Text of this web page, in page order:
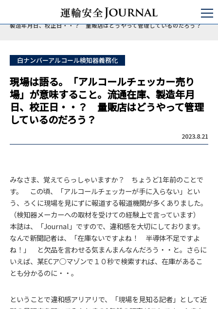
点呼
点呼とアルコール検知器
現場は語る。「アルコールチェッカー売り場」が意味すること。流通在庫、
製造年月日、校正日・・？ 量販店はどうやって管理しているのだろう？
白ナンバーアルコール検知器義務化
現場は語る。「アルコールチェッカー売り
場」が意味すること。流通在庫、製造年月
日、校正日・・？ 量販店はどうやって管理
しているのだろう？
2023.8.21
みなさま、覚えてらっしゃいますか？ ちょうど1年前のことで
す。 この頃、「アルコールチェッカーが手に入らない」とい
う、ろくに現場を見にずに報道する報道機関が多くありました。
（検知器メーカーへの取材を受けての経験上で言っています）
本誌は、「Journal」ですので、違和感を大切にしております。
なんで新聞記者は、「在庫ないですよね！ 半導体不足ですよ
ね！」 と欠品を言わせる気まんまんなんだろう・・と。さらに
いえば、某ECア○マゾンで１０秒で検索すれば、在庫があるこ
とも分かるのに・・。
ということで違和感アリアリで、「現場を見知る記者」として近